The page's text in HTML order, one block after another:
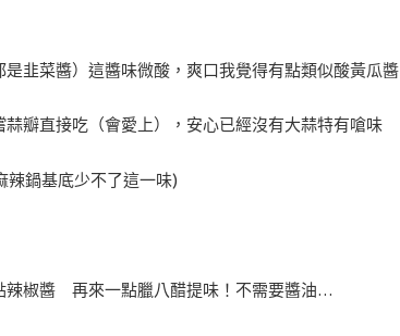
是韭菜醬）這醬味微酸，爽口我覺得有點類似酸黃瓜醬
瓣直接吃（會愛上），安心已經沒有大蒜特有嗆味
辣鍋基底少不了這一味)
辣椒醬 再來一點臘八醋提味！不需要醬油…